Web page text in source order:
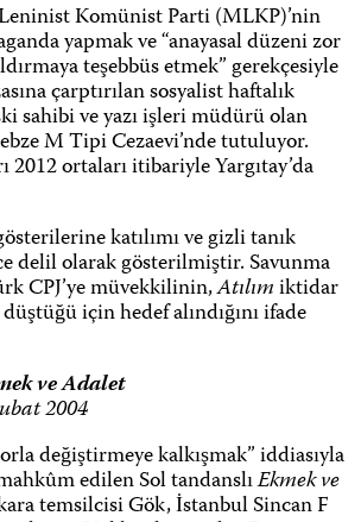
Leninist Komünist Parti (MLKP)’nin
yapmak ve “anayasal düzeni zor
teşebbüs etmek” gerekçesiyle
çarptırılan sosyalist haftalık
sahibi ve yazı işleri müdürü olan
M Tipi Cezaevi’nde tutuluyor.
ortaları itibariyle Yargıtay’da
katılımı ve gizli tanık
delil olarak gösterilmiştir. Savunma
CPJ’ye müvekkilinin,Atılımiktidar
için hedef alındığını ifade
ve Adalet
2004
değiştirmeye kalkışmak” iddiasıyla
edilen Sol tandanslıEkmek ve
temsilcisi Gök, İstanbul Sincan F